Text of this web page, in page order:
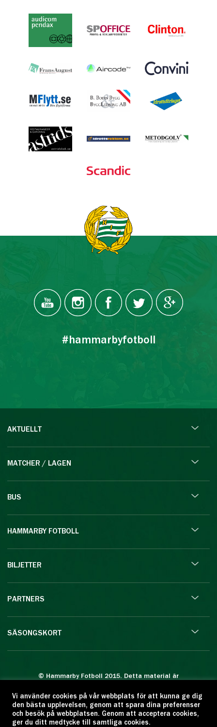
#hammarbyfotboll
AKTUELLT
MATCHER / LAGEN
BUS
HAMMARBY FOTBOLL
BILJETTER
PARTNERS
SÄSONGSKORT
© Hammarby Fotboll 2015. Detta material är
Eftertryck eller annan kopiering är förbjuden.
Citera oss gärna men ange källan:
www.hammarbyfotboll.se. Ansvarig utgivare:
Vi använder cookies på vår webbplats för att kunna ge dig
den bästa upplevelsen, genom att spara dina preferenser
och besök på webbplatsen. Genom att acceptera cookies,
ger du ditt medtycke till samtliga cookies.